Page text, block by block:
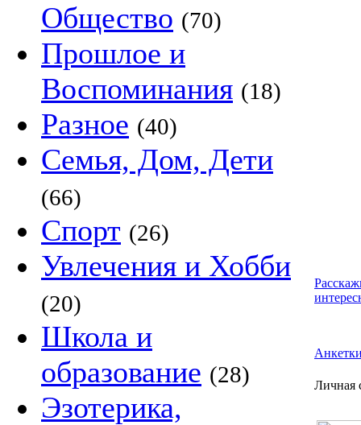
Общество (70)
Прошлое и
Воспоминания (18)
Разное (40)
Семья, Дом, Дети
(66)
Спорт (26)
Увлечения и Хобби
(20)
Школа и
образование (28)
Эзотерика,
Личная